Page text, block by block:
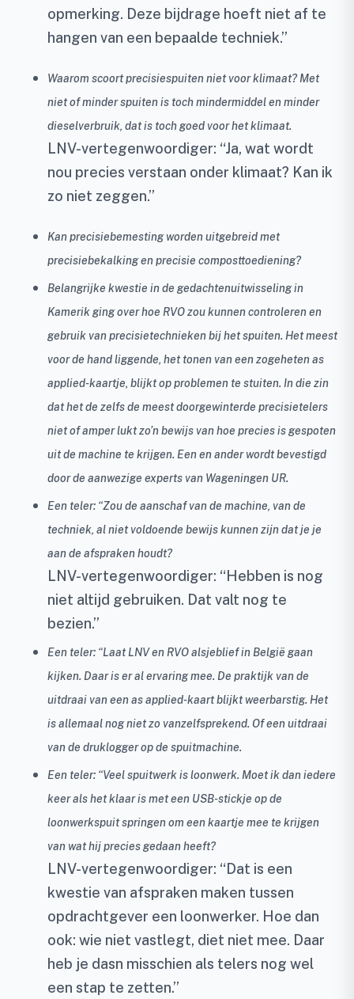
opmerking. Deze bijdrage hoeft niet af te
hangen van een bepaalde techniek.”
Waarom scoort precisiespuiten niet voor klimaat? Met
niet of minder spuiten is toch mindermiddel en minder
dieselverbruik, dat is toch goed voor het klimaat.
LNV-vertegenwoordiger: “Ja, wat wordt
nou precies verstaan onder klimaat? Kan ik
zo niet zeggen.”
Kan precisiebemesting worden uitgebreid met
precisiebekalking en precisie composttoediening?
Belangrijke kwestie in de gedachtenuitwisseling in
Kamerik ging over hoe RVO zou kunnen controleren en
gebruik van precisietechnieken bij het spuiten. Het meest
voor de hand liggende, het tonen van een zogeheten as
applied-kaartje, blijkt op problemen te stuiten. In die zin
dat het de zelfs de meest doorgewinterde precisietelers
niet of amper lukt zo’n bewijs van hoe precies is gespoten
uit de machine te krijgen. Een en ander wordt bevestigd
door de aanwezige experts van Wageningen UR.
Een teler: “Zou de aanschaf van de machine, van de
techniek, al niet voldoende bewijs kunnen zijn dat je je
aan de afspraken houdt?
LNV-vertegenwoordiger: “Hebben is nog
niet altijd gebruiken. Dat valt nog te
bezien.”
Een teler: “Laat LNV en RVO alsjeblief in België gaan
kijken. Daar is er al ervaring mee. De praktijk van de
uitdraai van een as applied-kaart blijkt weerbarstig. Het
is allemaal nog niet zo vanzelfsprekend. Of een uitdraai
van de druklogger op de spuitmachine.
Een teler: “Veel spuitwerk is loonwerk. Moet ik dan iedere
keer als het klaar is met een USB-stickje op de
loonwerkspuit springen om een kaartje mee te krijgen
van wat hij precies gedaan heeft?
LNV-vertegenwoordiger: “Dat is een
kwestie van afspraken maken tussen
opdrachtgever een loonwerker. Hoe dan
ook: wie niet vastlegt, diet niet mee. Daar
heb je dasn misschien als telers nog wel
een stap te zetten.”